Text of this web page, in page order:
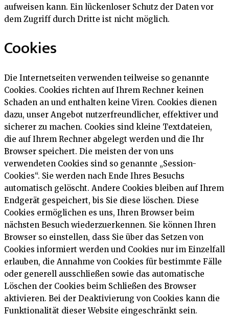
aufweisen kann. Ein lückenloser Schutz der Daten vor
dem Zugriff durch Dritte ist nicht möglich.
Cookies
Die Internetseiten verwenden teilweise so genannte
Cookies. Cookies richten auf Ihrem Rechner keinen
Schaden an und enthalten keine Viren. Cookies dienen
dazu, unser Angebot nutzerfreundlicher, effektiver und
sicherer zu machen. Cookies sind kleine Textdateien,
die auf Ihrem Rechner abgelegt werden und die Ihr
Browser speichert. Die meisten der von uns
verwendeten Cookies sind so genannte „Session-
Cookies“. Sie werden nach Ende Ihres Besuchs
automatisch gelöscht. Andere Cookies bleiben auf Ihrem
Endgerät gespeichert, bis Sie diese löschen. Diese
Cookies ermöglichen es uns, Ihren Browser beim
nächsten Besuch wiederzuerkennen. Sie können Ihren
Browser so einstellen, dass Sie über das Setzen von
Cookies informiert werden und Cookies nur im Einzelfall
erlauben, die Annahme von Cookies für bestimmte Fälle
oder generell ausschließen sowie das automatische
Löschen der Cookies beim Schließen des Browser
aktivieren. Bei der Deaktivierung von Cookies kann die
Funktionalität dieser Website eingeschränkt sein.